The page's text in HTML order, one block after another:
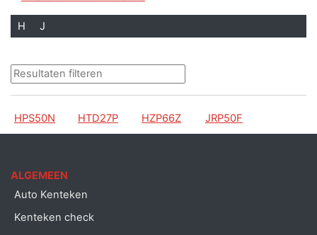
H J
HPS50N HTD27P HZP66Z JRP50F
ALGEMEEN
Auto Kenteken
Kenteken check